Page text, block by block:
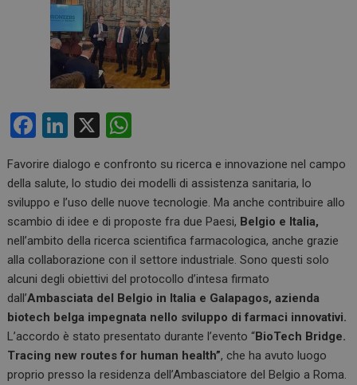
F
ce
b
o
o
k
Li
ke
dI
n
X
at
s
A
p
p
Favorire dialogo e confronto su ricerca e innovazione nel campo
della salute, lo studio dei modelli di assistenza sanitaria, lo
sviluppo e l’uso delle nuove tecnologie. Ma anche contribuire allo
scambio di idee e di proposte fra due Paesi, Belgio e Italia,
nell’ambito della ricerca scientifica farmacologica, anche grazie
alla collaborazione con il settore industriale. Sono questi solo
alcuni degli obiettivi del protocollo d’intesa firmato
dall’Ambasciata del Belgio in Italia e Galapagos, azienda
biotech belga impegnata nello sviluppo di farmaci innovativi.
L’accordo è stato presentato durante l’evento “BioTech Bridge.
Tracing new routes for human health”, che ha avuto luogo
proprio presso la residenza dell’Ambasciatore del Belgio a Roma.